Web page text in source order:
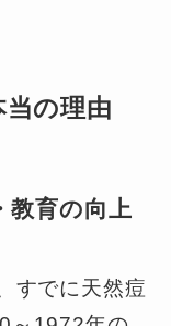
の理由
教育の向上
すでに天然痘